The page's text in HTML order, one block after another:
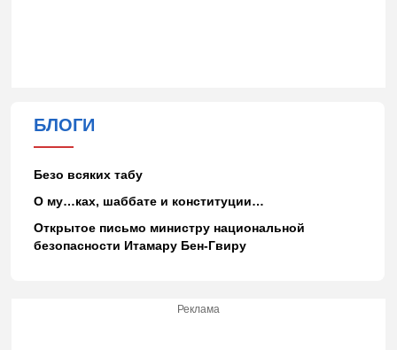
БЛОГИ
Безо всяких табу
О му…ках, шаббате и конституции…
Открытое письмо министру национальной
безопасности Итамару Бен-Гвиру
Реклама